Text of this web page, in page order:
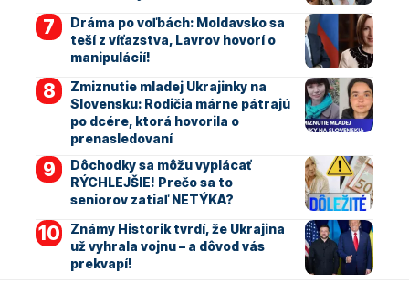
Dráma po voľbách: Moldavsko sa
teší z víťazstva, Lavrov hovorí o
manipulácií!
Zmiznutie mladej Ukrajinky na
Slovensku: Rodičia márne pátrajú
po dcére, ktorá hovorila o
prenasledovaní
Dôchodky sa môžu vyplácať
RÝCHLEJŠIE! Prečo sa to
seniorov zatiaľ NETÝKA?
Známy Historik tvrdí, že Ukrajina
už vyhrala vojnu – a dôvod vás
prekvapí!